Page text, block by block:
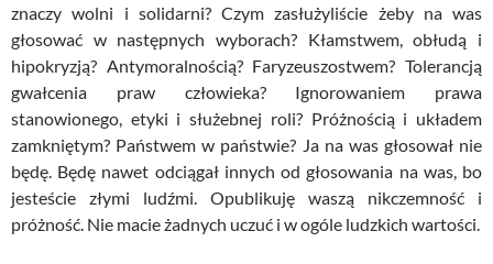
znaczy wolni i solidarni? Czym zasłużyliście żeby na was
głosować w następnych wyborach? Kłamstwem, obłudą i
hipokryzją? Antymoralnością? Faryzeuszostwem? Tolerancją
gwałcenia praw człowieka? Ignorowaniem prawa
stanowionego, etyki i służebnej roli? Próżnością i układem
zamkniętym? Państwem w państwie? Ja na was głosował nie
będę. Będę nawet odciągał innych od głosowania na was, bo
jesteście złymi ludźmi. Opublikuję waszą nikczemność i
próżność. Nie macie żadnych uczuć i w ogóle ludzkich wartości.